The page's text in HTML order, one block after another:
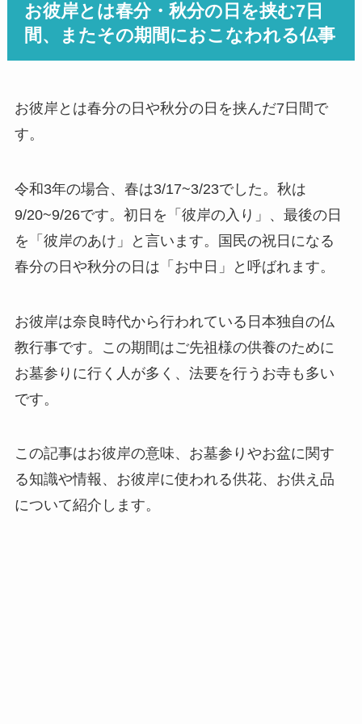
お彼岸とは春分・秋分の日を挟む7日
間、またその期間におこなわれる仏事
お彼岸とは春分の日や秋分の日を挟んだ7日間で
す。
令和3年の場合、春は3/17~3/23でした。秋は
9/20~9/26です。初日を「彼岸の入り」、最後の日
を「彼岸のあけ」と言います。国民の祝日になる
春分の日や秋分の日は「お中日」と呼ばれます。
お彼岸は奈良時代から行われている日本独自の仏
教行事です。この期間はご先祖様の供養のために
お墓参りに行く人が多く、法要を行うお寺も多い
です。
この記事はお彼岸の意味、お墓参りやお盆に関す
る知識や情報、お彼岸に使われる供花、お供え品
について紹介します。